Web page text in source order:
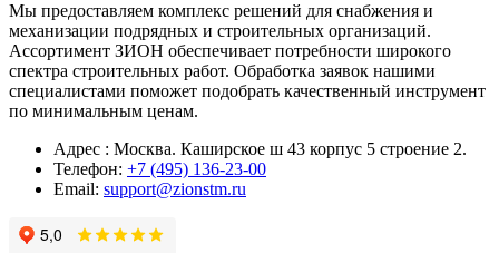
Мы предоставляем комплекс решений для снабжения и
механизации подрядных и строительных организаций.
Ассортимент ЗИОН обеспечивает потребности широкого
спектра строительных работ. Обработка заявок нашими
специалистами поможет подобрать качественный инструмент
по минимальным ценам.
Адрес : Москва. Каширское ш 43 корпус 5 строение 2.
Телефон: +7 (495) 136-23-00
Email: support@zionstm.ru